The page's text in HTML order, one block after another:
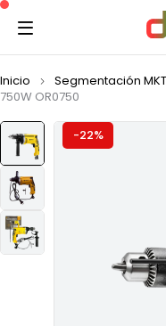
Inicio Segmentación MKT
750W OR0750
-22%